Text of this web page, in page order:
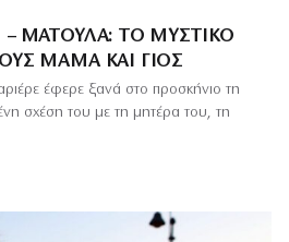
– ΜΑΤΟΎΛΑ: ΤΟ ΜΥΣΤΙΚΌ
ΜΑΜΆ ΚΑΙ ΓΙΟΣ
έφερε ξανά στο προσκήνιο τη
σχέση του με τη μητέρα του, τη